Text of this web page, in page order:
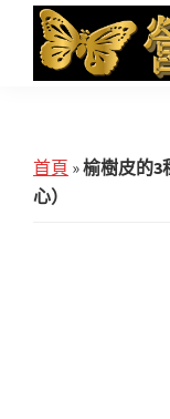
main
primary
footer
知
and
iHerb
首頁 »榆樹皮的3
心）